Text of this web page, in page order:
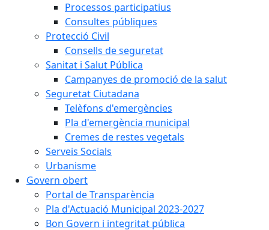
Processos participatius
Consultes públiques
Protecció Civil
Consells de seguretat
Sanitat i Salut Pública
Campanyes de promoció de la salut
Seguretat Ciutadana
Telèfons d'emergències
Pla d'emergència municipal
Cremes de restes vegetals
Serveis Socials
Urbanisme
Govern obert
Portal de Transparència
Pla d'Actuació Municipal 2023-2027
Bon Govern i integritat pública